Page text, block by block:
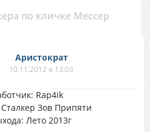
по кличке Мессер
Аристократ
10.11.2012 в 13:03
Rap4ik
Зов Припяти
Лето 2013г